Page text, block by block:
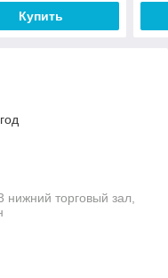
Купить
торговый зал,